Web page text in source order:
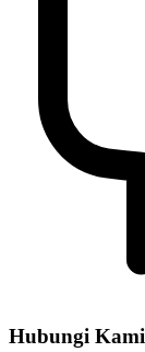
Hubungi Kami